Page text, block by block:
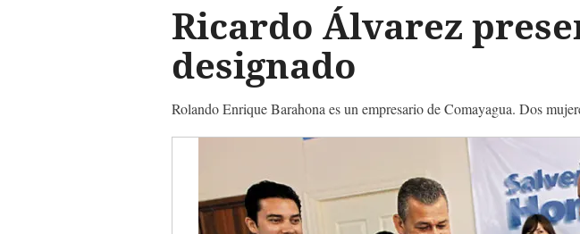
Ricardo Álvarez
designado
Rolando Enrique Barahona es un empresario de Comayagua. Dos